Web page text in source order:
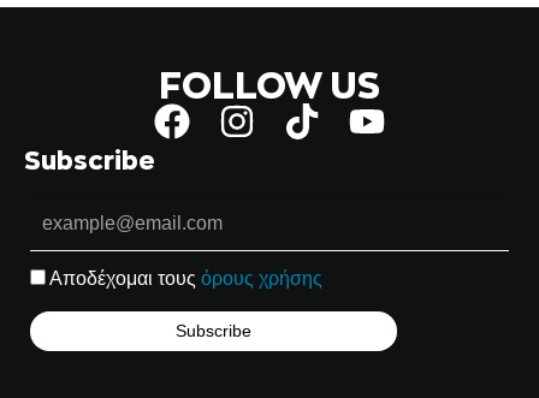
FOLLOW US
Subscribe
Αποδέχομαι τους όρους χρήσης